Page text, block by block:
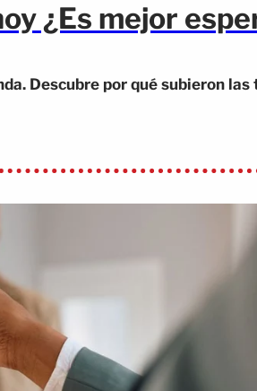
¿Es mejor
Descubre por qué subieron las